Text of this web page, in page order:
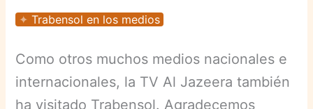
Trabensol en los medios
Como otros muchos medios nacionales e
internacionales, la TV Al Jazeera también
ha visitado Trabensol. Agradecemos